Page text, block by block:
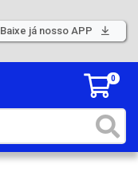
Baixe já nosso APP
0